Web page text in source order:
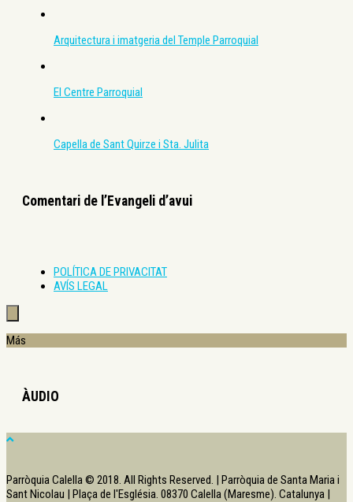
Arquitectura i imatgeria del Temple Parroquial
El Centre Parroquial
Capella de Sant Quirze i Sta. Julita
Comentari de l’Evangeli d’avui
POLÍTICA DE PRIVACITAT
AVÍS LEGAL
Más
ÀUDIO
Parròquia Calella © 2018. All Rights Reserved. | Parròquia de Santa Maria i
Sant Nicolau | Plaça de l'Església. 08370 Calella (Maresme). Catalunya |